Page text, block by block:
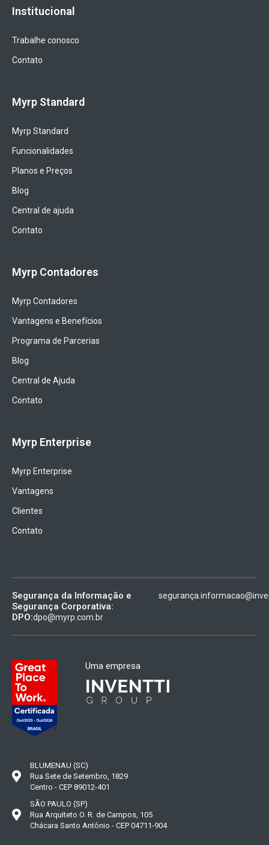
Institucional
Trabalhe conosco
Contato
Myrp Standard
Myrp Standard
Funcionalidades
Planos e Preços
Blog
Central de ajuda
Contato
Myrp Contadores
Myrp Contadores
Vantagens e Benefícios
Programa de Parcerias
Blog
Central de Ajuda
Contato
Myrp Enterprise
Myrp Enterprise
Vantagens
Clientes
Contato
Segurança da Informação e
Segurança Corporativa:
DPO:dpo@myrp.com.br
Uma empresa
BLUMENAU (SC)
Rua Sete de Setembro, 1829
Centro - CEP 89012-401
SÃO PAULO (SP)
Rua Arquiteto O. R. de Campos, 105
Chácara Santo Antônio - CEP 04711-904